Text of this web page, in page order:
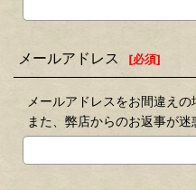
メールアドレス [必須]
メールアドレスをお間違え
また、弊店からのお返事が